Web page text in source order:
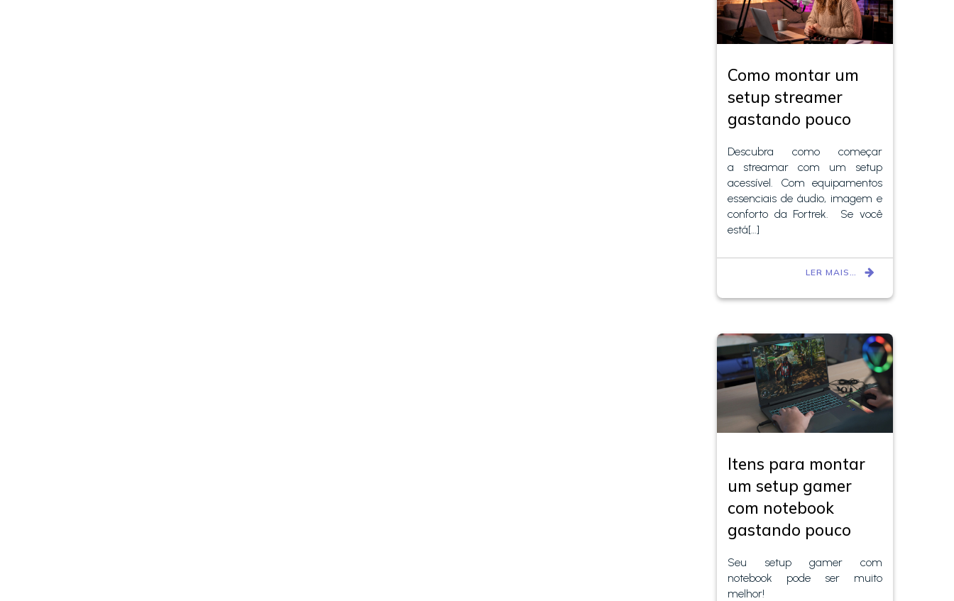
Como montar um
setup streamer
gastando pouco
Descubra como começar
a streamar com um setup
acessível. Com equipamentos
essenciais de áudio, imagem e
conforto da Fortrek. Se você
está[…]
LER MAIS…
Itens para montar
um setup gamer
com notebook
gastando pouco
Seu setup gamer com
notebook pode ser muito
melhor!